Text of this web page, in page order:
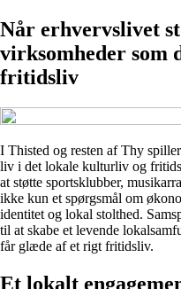
Når erhvervslivet
virksomheder
fritidsliv
I Thisted og resten af Thy
liv i det lokale kulturliv og
at støtte sportsklubber,
ikke kun et spørgsmål om
identitet og lokal stolthed.
til at skabe et levende
får glæde af et rigt fritidsliv.
Et lokalt